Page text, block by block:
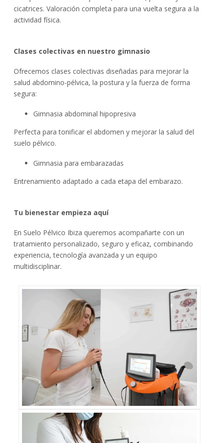
cicatrices. Valoración completa para una vuelta segura a la
actividad física.
Clases colectivas en nuestro gimnasio
Ofrecemos clases colectivas diseñadas para mejorar la
salud abdomino-pélvica, la postura y la fuerza de forma
segura:
Gimnasia abdominal hipopresiva
Perfecta para tonificar el abdomen y mejorar la salud del
suelo pélvico.
Gimnasia para embarazadas
Entrenamiento adaptado a cada etapa del embarazo.
Tu bienestar empieza aquí
En Suelo Pélvico Ibiza queremos acompañarte con un
tratamiento personalizado, seguro y eficaz, combinando
experiencia, tecnología avanzada y un equipo
multidisciplinar.